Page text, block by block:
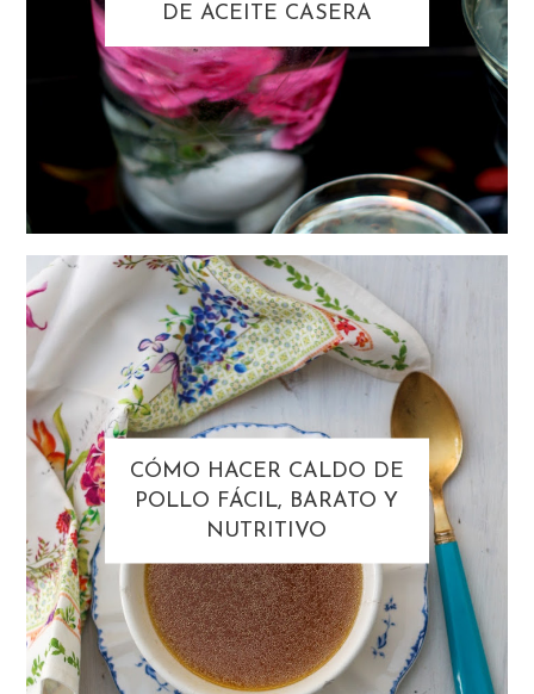
DE ACEITE CASERA
CÓMO HACER CALDO DE
POLLO FÁCIL, BARATO Y
NUTRITIVO